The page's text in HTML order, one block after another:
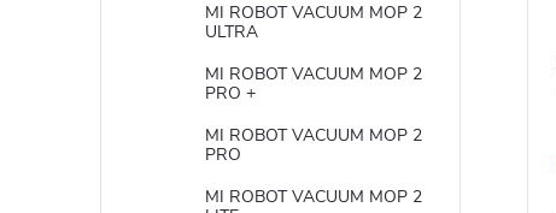
MI ROBOT VACUUM MOP 2
ULTRA
MI ROBOT VACUUM MOP 2
PRO +
MI ROBOT VACUUM MOP 2
PRO
MI ROBOT VACUUM MOP 2